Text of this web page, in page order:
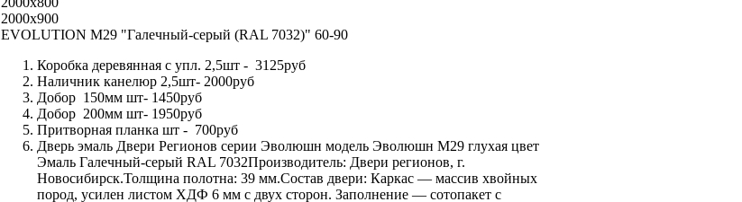
2000x900
EVOLUTION M29 "Галечный-серый (RAL 7032)" 60-90
Коробка деревянная с упл. 2,5шт - 3125руб
Наличник канелюр 2,5шт- 2000руб
Добор 150мм шт- 1450руб
Добор 200мм шт- 1950руб
Притворная планка шт - 700руб
Дверь эмаль Двери Регионов серии Эволюшн модель Эволюшн М29 глухая цвет
Эмаль Галечный-серый RAL 7032Производитель: Двери регионов, г.
Новосибирск.Толщина полотна: 39 мм.Состав двери: Каркас — массив хвойных
пород, усилен листом ХДФ 6 мм с двух сторон. Заполнение — сотопакет с